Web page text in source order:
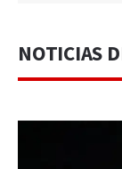
NOTICIAS